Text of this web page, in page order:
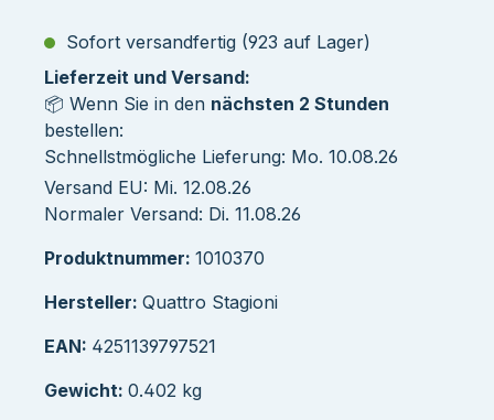
Sofort versandfertig (923 auf Lager)
Lieferzeit und Versand:
📦 Wenn Sie in den nächsten 2 Stunden
bestellen:
Schnellstmögliche Lieferung: Mo. 10.08.26
Versand EU: Mi. 12.08.26
Normaler Versand: Di. 11.08.26
Produktnummer: 1010370
Hersteller: Quattro Stagioni
EAN: 4251139797521
Gewicht: 0.402 kg